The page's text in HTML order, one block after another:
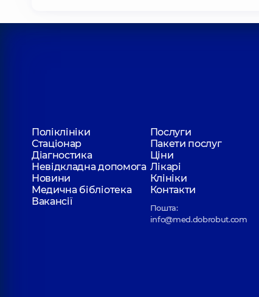
Поліклініки
Послуги
Стаціонар
Пакети послуг
Діагностика
Ціни
Невідкладна допомога Лікарі
Новини
Клініки
Медична бібліотека
Контакти
Вакансії
Пошта:
info@med.dobrobut.com